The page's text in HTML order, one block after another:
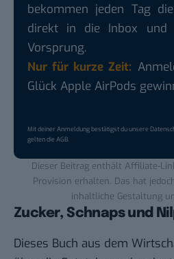
bekommen jeden Tag
direkt in die Inbox und
Vorsprung.
Nur für kurze Zeit:
Glück Apple AirPods
Mit deiner Anmeldung bestätigst du unsere
gelten dieAGB.
Dieser Beitrag enthält Affiliate-
Provision erhalten. Das hat
inhaltliche Gestaltung
Zucker, Schnaps und
Dieses Buch aus dem